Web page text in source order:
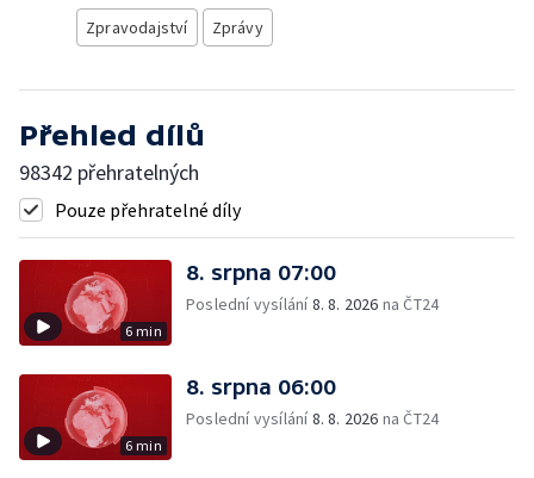
Zpravodajství Zprávy
Přehled dílů
98342 přehratelných
Pouze přehratelné díly
6 min
8. srpna 07:00
Poslední vysílání8. 8. 2026 na ČT24
6 min
8. srpna 06:00
Poslední vysílání8. 8. 2026 na ČT24